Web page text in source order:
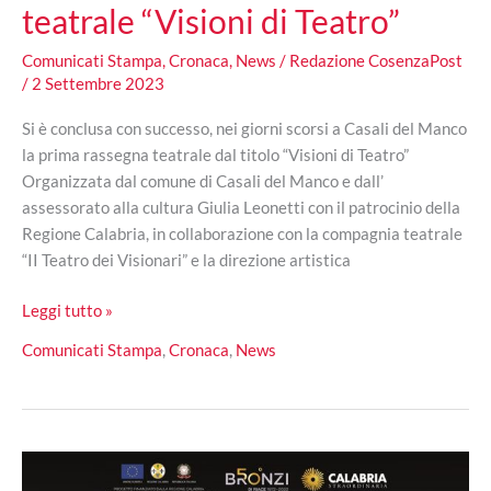
teatrale “Visioni di Teatro”
Comunicati Stampa,Cronaca, News / Redazione CosenzaPost
/ 2 Settembre 2023
Si è conclusa con successo, nei giorni scorsi a Casali del Manco
la prima rassegna teatrale dal titolo “Visioni di Teatro”
Organizzata dal comune di Casali del Manco e dall’
assessorato alla cultura Giulia Leonetti con il patrocinio della
Regione Calabria, in collaborazione con la compagnia teatrale
“II Teatro dei Visionari” e la direzione artistica
Casali
Manco,
con
Leggi tutto »
Comunicati Stampa,Cronaca, News